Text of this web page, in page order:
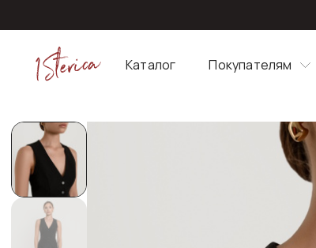
Каталог Покупателям